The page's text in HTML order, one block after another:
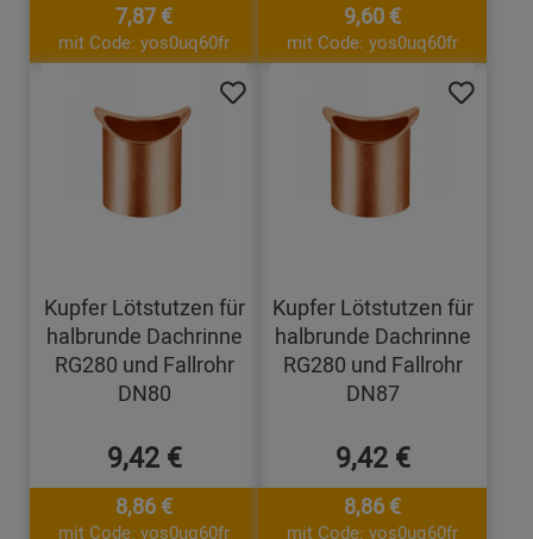
7,87 €
mit Code: yos0uq60fr
9,60 €
mit Code: yos0uq60fr
Kupfer Lötstutzen für
halbrunde Dachrinne
RG280 und Fallrohr
DN80
9,42 €
8,86 €
mit Code: yos0uq60fr
Kupfer Lötstutzen für
halbrunde Dachrinne
RG280 und Fallrohr
DN87
9,42 €
8,86 €
mit Code: yos0uq60fr